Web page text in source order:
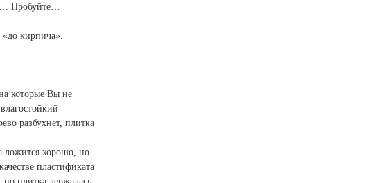
Пробуйте…
кирпича».
которые Вы не
разбухнет, плитка
ложится хорошо, но
пластификата